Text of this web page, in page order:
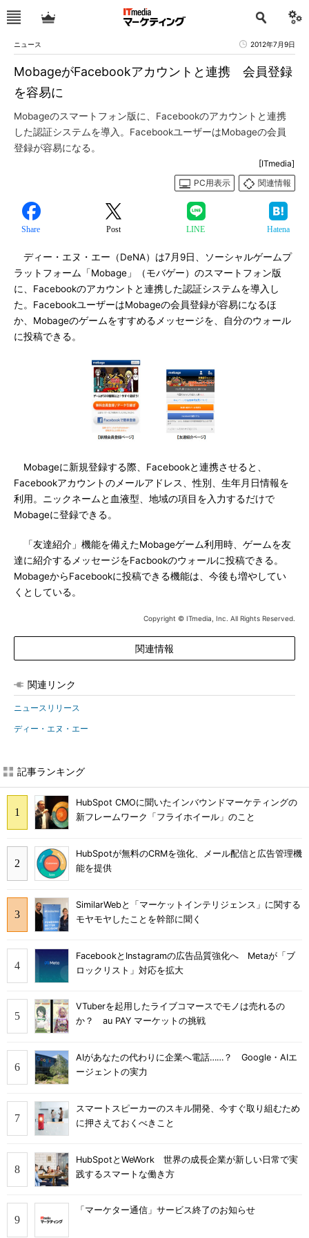
ニュース 2012年7月9日
MobageがFacebookアカウントと連携 会員登録
を容易に
Mobageのスマートフォン版に、Facebookのアカウントと連携
した認証システムを導入。FacebookユーザーはMobageの会員
登録が容易になる。
[ITmedia]
PC用表示
関連情報
Share Post LINE Hatena
ディー・エヌ・エー（DeNA）は7月9日、ソーシャルゲームプ
ラットフォーム「Mobage」（モバゲー）のスマートフォン版
に、Facebookのアカウントと連携した認証システムを導入し
た。FacebookユーザーはMobageの会員登録が容易になるほ
か、Mobageのゲームをすすめるメッセージを、自分のウォール
に投稿できる。
Mobageに新規登録する際、Facebookと連携させると、
Facebookアカウントのメールアドレス、性別、生年月日情報を
利用。ニックネームと血液型、地域の項目を入力するだけで
Mobageに登録できる。
「友達紹介」機能を備えたMobageゲーム利用時、ゲームを友
達に紹介するメッセージをFacbookのウォールに投稿できる。
MobageからFacebookに投稿できる機能は、今後も増やしてい
くとしている。
Copyright © ITmedia, Inc. All Rights Reserved.
関連情報
関連リンク
ニュースリリース
ディー・エヌ・エー
記事ランキング
HubSpot CMOに聞いたインバウンドマーケティングの
新フレームワーク「フライホイール」のこと
HubSpotが無料のCRMを強化、メール配信と広告管理機
能を提供
SimilarWebと「マーケットインテリジェンス」に関する
モヤモヤしたことを幹部に聞く
FacebookとInstagramの広告品質強化へ Metaが「ブ
ロックリスト」対応を拡大
VTuberを起用したライブコマースでモノは売れるの
か？ au PAY マーケットの挑戦
AIがあなたの代わりに企業へ電話……？ Google・AIエ
ージェントの実力
スマートスピーカーのスキル開発、今すぐ取り組むため
に押さえておくべきこと
HubSpotとWeWork 世界の成長企業が新しい日常で実
践するスマートな働き方
「マーケター通信」サービス終了のお知らせ